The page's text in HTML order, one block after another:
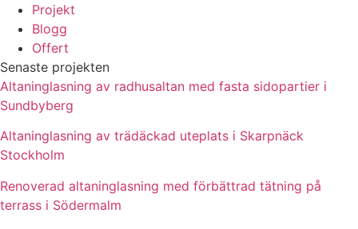
Projekt
Blogg
Offert
Senaste projekten
Altaninglasning av radhusaltan med fasta sidopartier i
Sundbyberg
Altaninglasning av trädäckad uteplats i Skarpnäck
Stockholm
Renoverad altaninglasning med förbättrad tätning på
terrass i Södermalm